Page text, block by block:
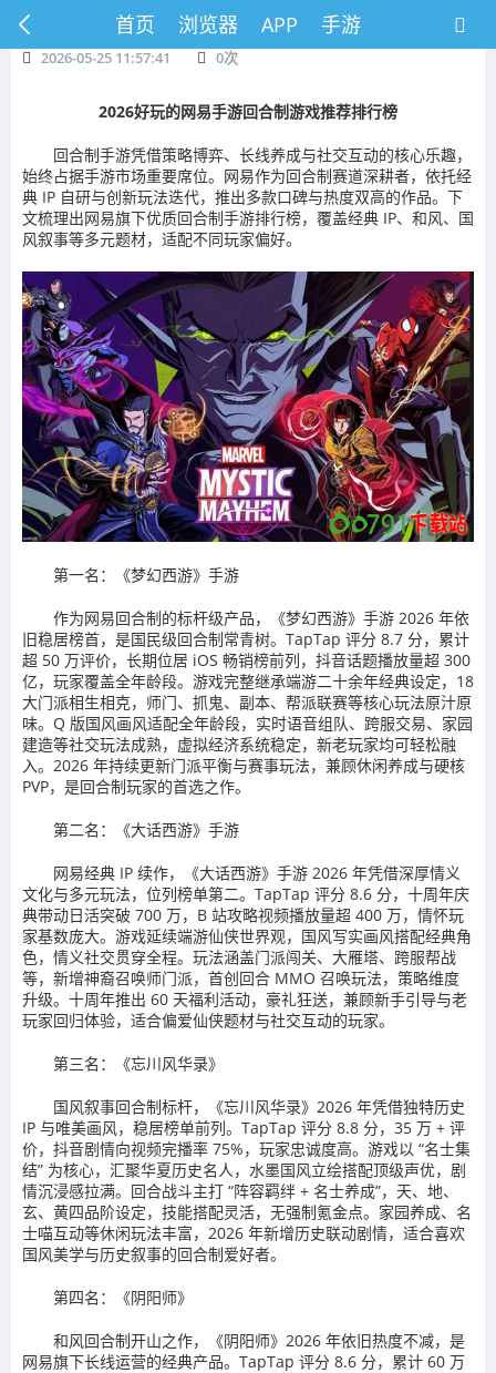
首页 浏览器 APP 手游
2026-05-25 11:57:41 0次
2026好玩的网易手游回合制游戏推荐排行榜
回合制手游凭借策略博弈、长线养成与社交互动的核心乐趣，
始终占据手游市场重要席位。网易作为回合制赛道深耕者，依托经
典 IP 自研与创新玩法迭代，推出多款口碑与热度双高的作品。下
文梳理出网易旗下优质回合制手游排行榜，覆盖经典 IP、和风、国
风叙事等多元题材，适配不同玩家偏好。
第一名：《梦幻西游》手游
作为网易回合制的标杆级产品，《梦幻西游》手游 2026 年依
旧稳居榜首，是国民级回合制常青树。TapTap 评分 8.7 分，累计
超 50 万评价，长期位居 iOS 畅销榜前列，抖音话题播放量超 300
亿，玩家覆盖全年龄段。游戏完整继承端游二十余年经典设定，18
大门派相生相克，师门、抓鬼、副本、帮派联赛等核心玩法原汁原
味。Q 版国风画风适配全年龄段，实时语音组队、跨服交易、家园
建造等社交玩法成熟，虚拟经济系统稳定，新老玩家均可轻松融
入。2026 年持续更新门派平衡与赛事玩法，兼顾休闲养成与硬核
PVP，是回合制玩家的首选之作。
第二名：《大话西游》手游
网易经典 IP 续作，《大话西游》手游 2026 年凭借深厚情义
文化与多元玩法，位列榜单第二。TapTap 评分 8.6 分，十周年庆
典带动日活突破 700 万，B 站攻略视频播放量超 400 万，情怀玩
家基数庞大。游戏延续端游仙侠世界观，国风写实画风搭配经典角
色，情义社交贯穿全程。玩法涵盖门派闯关、大雁塔、跨服帮战
等，新增神裔召唤师门派，首创回合 MMO 召唤玩法，策略维度
升级。十周年推出 60 天福利活动，豪礼狂送，兼顾新手引导与老
玩家回归体验，适合偏爱仙侠题材与社交互动的玩家。
第三名：《忘川风华录》
国风叙事回合制标杆，《忘川风华录》2026 年凭借独特历史
IP 与唯美画风，稳居榜单前列。TapTap 评分 8.8 分，35 万 + 评
价，抖音剧情向视频完播率 75%，玩家忠诚度高。游戏以 “名士集
结” 为核心，汇聚华夏历史名人，水墨国风立绘搭配顶级声优，剧
情沉浸感拉满。回合战斗主打 “阵容羁绊 + 名士养成”，天、地、
玄、黄四品阶设定，技能搭配灵活，无强制氪金点。家园养成、名
士喵互动等休闲玩法丰富，2026 年新增历史联动剧情，适合喜欢
国风美学与历史叙事的回合制爱好者。
第四名：《阴阳师》
和风回合制开山之作，《阴阳师》2026 年依旧热度不减，是
网易旗下长线运营的经典产品。TapTap 评分 8.6 分，累计 60 万